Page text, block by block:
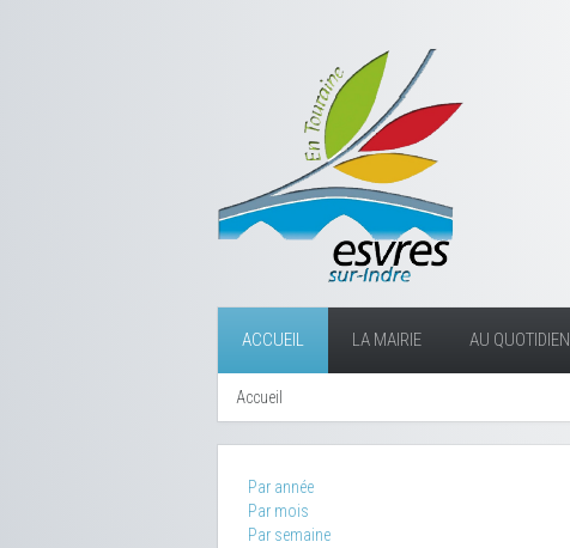
ACCUEIL LA MAIRIE AU QUOTIDIEN
Accueil
Par année
Par mois
Par semaine